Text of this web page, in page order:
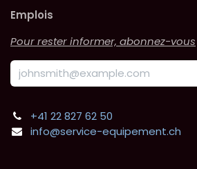
Emplois
Pour rester informer, abonnez-vous
+41 22 827 62 50
info@service-equipement.ch